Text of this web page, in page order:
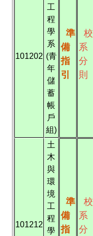
101202
工
程
學
系
(青
年
儲
蓄
帳
戶
組)
準
備
指
引
校
系
分
則
101212
土
木
與
環
境
工
程
學
準
備
指
校
系
分